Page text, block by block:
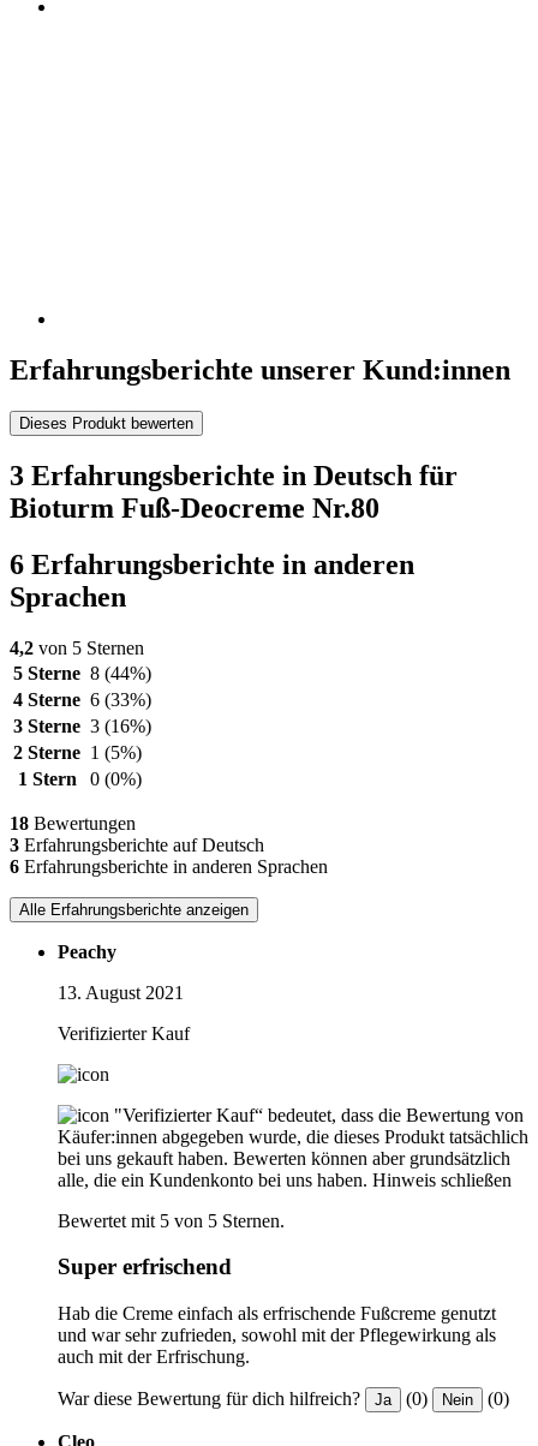
Erfahrungsberichte unserer Kund:innen
Dieses Produkt bewerten
3 Erfahrungsberichte in Deutsch für
Bioturm Fuß-Deocreme Nr.80
6 Erfahrungsberichte in anderen
Sprachen
4,2 von 5 Sternen
5 Sterne 8 (44%)
4 Sterne 6 (33%)
3 Sterne 3 (16%)
2 Sterne 1 (5%)
1 Stern
0 (0%)
18 Bewertungen
3 Erfahrungsberichte auf Deutsch
6 Erfahrungsberichte in anderen Sprachen
Alle Erfahrungsberichte anzeigen
Peachy
13. August 2021
Verifizierter Kauf
"Verifizierter Kauf“ bedeutet, dass die Bewertung von
Käufer:innen abgegeben wurde, die dieses Produkt tatsächlich
bei uns gekauft haben. Bewerten können aber grundsätzlich
alle, die ein Kundenkonto bei uns haben. Hinweis schließen
Bewertet mit 5 von 5 Sternen.
Super erfrischend
Hab die Creme einfach als erfrischende Fußcreme genutzt
und war sehr zufrieden, sowohl mit der Pflegewirkung als
auch mit der Erfrischung.
War diese Bewertung für dich hilfreich? Ja (0) Nein (0)